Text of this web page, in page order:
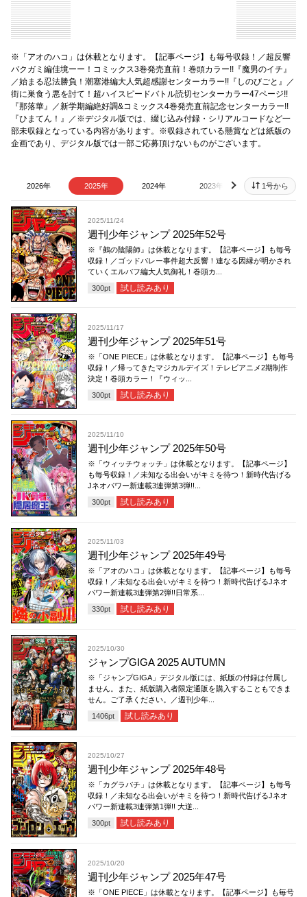
※「アオのハコ」は休載となります。【記事ページ】も毎号収録！／超反響
バクガミ編佳境ーー！コミックス3巻発売直前！巻頭カラー!!『魔男のイチ』
／始まる忍法勝負！潮塞港編大人気超感謝センターカラー!!『しのびごと』／
街に巣食う悪を討て！超ハイスピードバトル読切センターカラー47ページ!!
『那落華』／新学期編絶好調&コミックス4巻発売直前記念センターカラー!!
『ひまてん！』／※デジタル版では、綴じ込み付録・シリアルコードなど一
部未収録となっている内容があります。※収録されている懸賞などは紙版の
企画であり、デジタル版では一部ご応募頂けないものがございます。
2026年 2025年 2024年 2023年 2022年
next 1号から
2025/11/24
週刊少年ジャンプ 2025年52号
※『鵺の陰陽師』は休載となります。【記事ページ】も毎号
収録！／ゴッドバレー事件超大反響！連なる因縁が明かされ
ていくエルバフ編大人気御礼！巻頭カ...
300pt 試し読みあり
2025/11/17
週刊少年ジャンプ 2025年51号
※「ONE PIECE」は休載となります。【記事ページ】も毎号
収録！／帰ってきたマジカルデイズ！テレビアニメ2期制作
決定！巻頭カラー！『ウィッ...
300pt 試し読みあり
2025/11/10
週刊少年ジャンプ 2025年50号
※「ウィッチウォッチ」は休載となります。【記事ページ】
も毎号収録！／未知なる出会いがキミを待つ！新時代告げる
Jネオパワー新連載3連弾第3弾!!...
300pt 試し読みあり
2025/11/03
週刊少年ジャンプ 2025年49号
※「アオのハコ」は休載となります。【記事ページ】も毎号
収録！／未知なる出会いがキミを待つ！新時代告げるJネオ
パワー新連載3連弾第2弾!!日常系...
330pt 試し読みあり
2025/10/30
ジャンプGIGA 2025 AUTUMN
※「ジャンプGIGA」デジタル版には、紙版の付録は付属し
ません。また、紙版購入者限定通販を購入することもできま
せん。ご了承ください。／週刊少年...
1406pt 試し読みあり
2025/10/27
週刊少年ジャンプ 2025年48号
※「カグラバチ」は休載となります。【記事ページ】も毎号
収録！／未知なる出会いがキミを待つ！新時代告げるJネオ
パワー新連載3連弾第1弾!! 大逆...
300pt 試し読みあり
2025/10/20
週刊少年ジャンプ 2025年47号
※「ONE PIECE」は休載となります。【記事ページ】も毎号